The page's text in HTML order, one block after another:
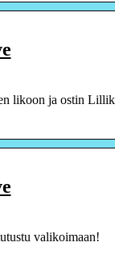
likoon ja ostin
valikoimaan!